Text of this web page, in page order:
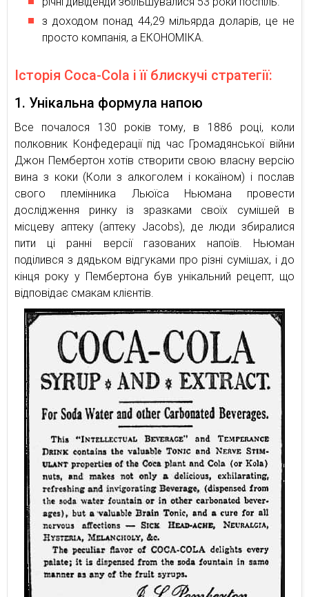
з доходом понад 44,29 мільярда доларів, це не
просто компанія, а ЕКОНОМІКА.
Історія Coca-Cola і її блискучі стратегії:
1. Унікальна формула напою
Все почалося 130 років тому, в 1886 році, коли
полковник Конфедерації під час Громадянської війни
Джон Пембертон хотів створити свою власну версію
вина з коки (Коли з алкоголем і кокаїном) і послав
свого племінника Льюїса Ньюмана провести
дослідження ринку із зразками своїх сумішей в
місцеву аптеку (аптеку Jacobs), де люди збиралися
пити ці ранні версії газованих напоїв. Ньюман
поділився з дядьком відгуками про різні сумішах, і до
кінця року у Пембертона був унікальний рецепт, що
відповідає смакам клієнтів.